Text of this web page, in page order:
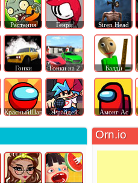
Растения Генри
Гонки Гонки на 2
КрасныйШар Фрайдей
Siren Head
Балди
Амонг Ас
Orn.io